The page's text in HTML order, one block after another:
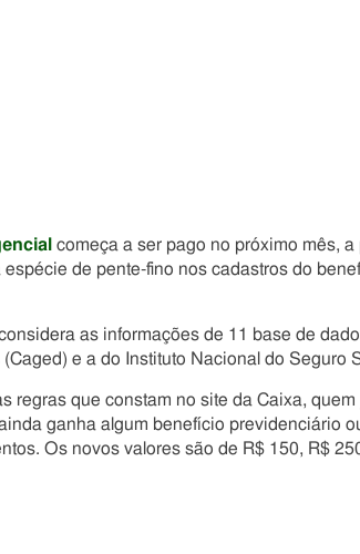
começa a ser pago no próximo mês,
de pente-fino nos cadastros do
as informações de 11 base de
e a do Instituto Nacional do Seguro
regras que constam no site da Caixa,
ganha algum benefício previdenciário
Os novos valores são de R$ 150, R$